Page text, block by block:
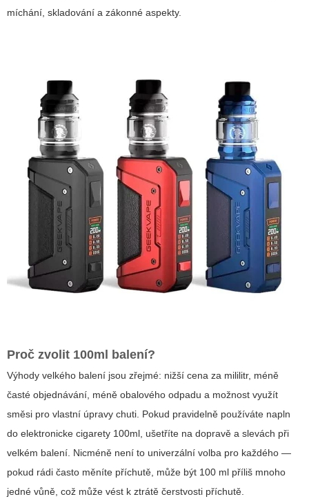
míchání, skladování a zákonné aspekty.
Proč zvolit 100ml balení?
Výhody velkého balení jsou zřejmé: nižší cena za mililitr, méně
časté objednávání, méně obalového odpadu a možnost využít
směsi pro vlastní úpravy chuti. Pokud pravidelně používáte napln
do elektronicke cigarety 100ml, ušetříte na dopravě a slevách při
velkém balení. Nicméně není to univerzální volba pro každého —
pokud rádi často měníte příchutě, může být 100 ml příliš mnoho
jedné vůně, což může vést k ztrátě čerstvosti příchutě.